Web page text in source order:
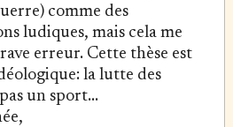
comme des
ludiques, mais cela me
erreur. Cette thèse est
la lutte des
un sport...